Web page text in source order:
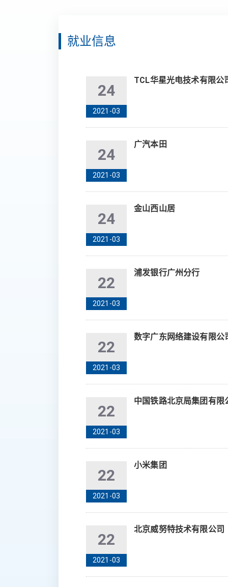
就业信息
24
2021-03
TCL华星光电技术有限公
24
2021-03
广汽本田
24
2021-03
金山西山居
22
2021-03
浦发银行广州分行
22
2021-03
数字广东网络建设有限公
22
2021-03
中国铁路北京局集团有限
22
2021-03
小米集团
22
2021-03
北京威努特技术有限公司